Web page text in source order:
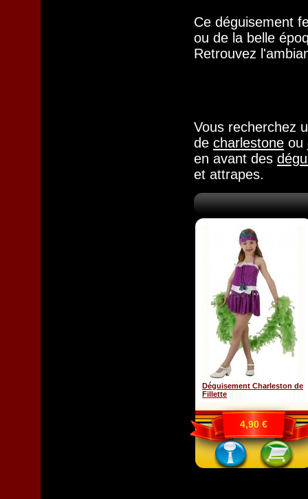
Ce déguisement
ou de la belle
Retrouvez
Vous recherchez
de charlestone ou
en avant des
et attrapes.
Déguisement Charleston de
Fillette
4,90 €